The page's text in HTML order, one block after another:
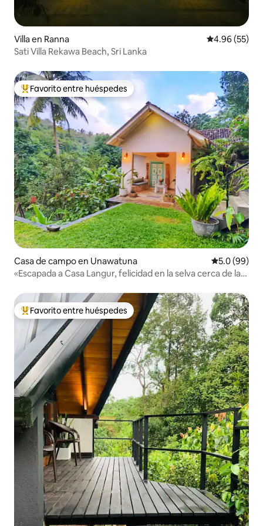
Villa en Ranna Calificación
4.96 (55)
Sati Villa Rekawa Beach, Sri Lanka
Favorito entre huéspedes preferido
Favorito entre huéspedes
Casa de campo en Unawatuna Calificación
5.0 (99)
«Escapada a Casa Langur, felicidad en la selva cerca de la
Favorito entre huéspedes preferido
Favorito entre huéspedes